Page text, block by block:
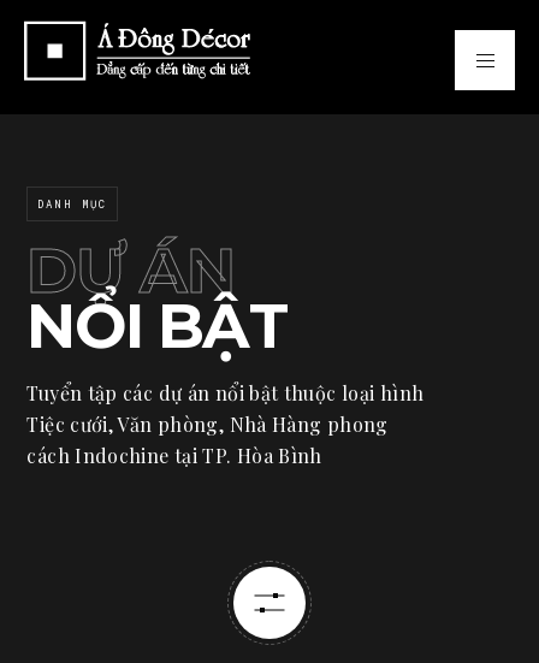
DANH MỤC
DỰ ÁN
NỔI BẬT
Tuyển tập các dự án nổi bật thuộc loại hình
Tiệc cưới, Văn phòng, Nhà Hàng phong
cách Indochine tại TP. Hòa Bình